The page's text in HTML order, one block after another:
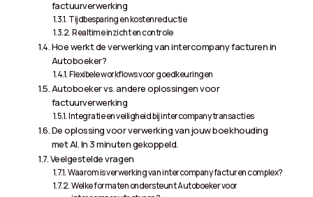
factuurverwerking
Tijdbesparing en kostenreductie
Realtime inzicht en controle
Hoe werkt de verwerking van intercompany facturen in
Autoboeker?
Flexibele workflows voor goedkeuringen
Autoboeker vs. andere oplossingen voor
factuurverwerking
Integratie en veiligheid bij intercompany transacties
De oplossing voor verwerking van jouw boekhouding
met AI. In 3 minuten gekoppeld.
Veelgestelde vragen
Waarom is verwerking van intercompany facturen complex?
Welke formaten ondersteunt Autoboeker voor